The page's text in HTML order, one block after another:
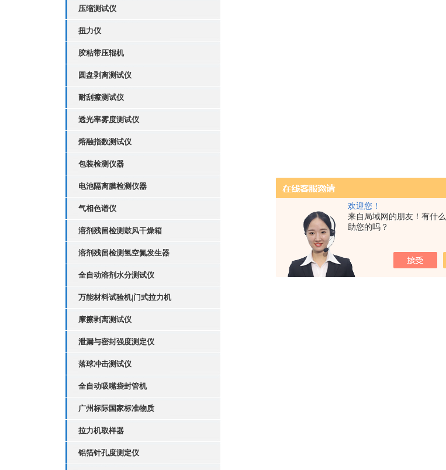
欢迎您！
来自局域网的朋友！有什
助您的吗？
压缩测试仪
扭力仪
胶粘带压辊机
圆盘剥离测试仪
耐刮擦测试仪
透光率雾度测试仪
熔融指数测试仪
包装检测仪器
电池隔离膜检测仪器
气相色谱仪
溶剂残留检测鼓风干燥箱
溶剂残留检测氢空氮发生器
全自动溶剂水分测试仪
万能材料试验机|门式拉力机
摩擦剥离测试仪
泄漏与密封强度测定仪
落球冲击测试仪
全自动吸嘴袋封管机
广州标际国家标准物质
拉力机取样器
铝箔针孔度测定仪